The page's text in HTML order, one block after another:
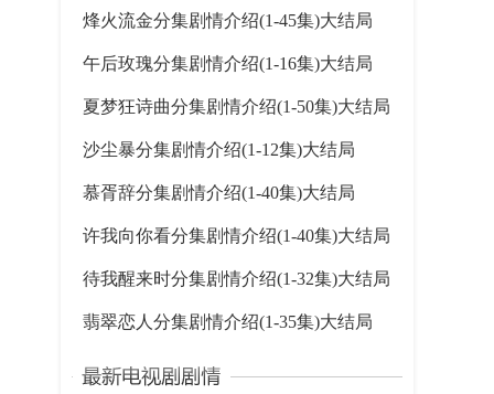
烽火流金分集剧情介绍(1-45集)大结局
午后玫瑰分集剧情介绍(1-16集)大结局
夏梦狂诗曲分集剧情介绍(1-50集)大结局
沙尘暴分集剧情介绍(1-12集)大结局
慕胥辞分集剧情介绍(1-40集)大结局
许我向你看分集剧情介绍(1-40集)大结局
待我醒来时分集剧情介绍(1-32集)大结局
翡翠恋人分集剧情介绍(1-35集)大结局